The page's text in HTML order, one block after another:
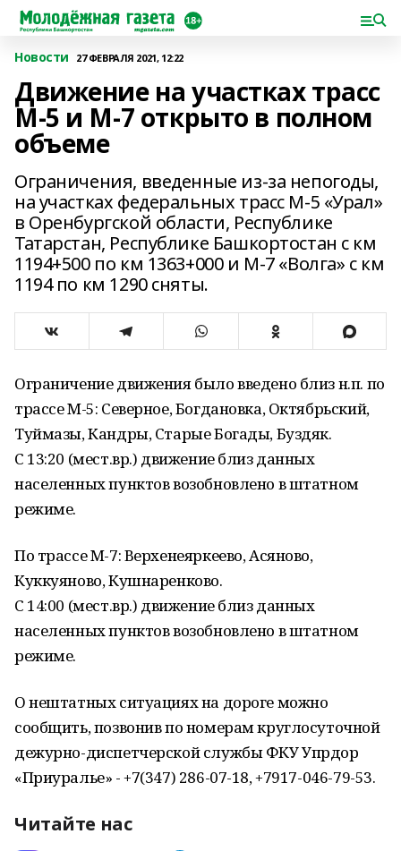
Новости 27 ФЕВРАЛЯ 2021, 12:22
Движение на участках трасс
М-5 и М-7 открыто в полном
объеме
Ограничения, введенные из-за непогоды,
на участках федеральных трасс М-5 «Урал»
в Оренбургской области, Республике
Татарстан, Республике Башкортостан с км
1194+500 по км 1363+000 и М-7 «Волга» с км
1194 по км 1290 сняты.
Ограничение движения было введено близ н.п. по
трассе М-5: Северное, Богдановка, Октябрьский,
Туймазы, Кандры, Старые Богады, Буздяк.
С 13:20 (мест.вр.) движение близ данных
населенных пунктов возобновлено в штатном
режиме.
По трассе М-7: Верхенеяркеево, Асяново,
Куккуяново, Кушнаренково.
С 14:00 (мест.вр.) движение близ данных
населенных пунктов возобновлено в штатном
режиме.
О нештатных ситуациях на дороге можно
сообщить, позвонив по номерам круглосуточной
дежурно-диспетчерской службы ФКУ Упрдор
«Приуралье» - +7(347) 286-07-18, +7917-046-79-53.
Читайте нас